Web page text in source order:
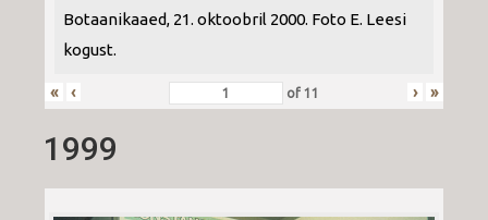
Botaanikaaed, 21. oktoobril 2000. Foto E. Leesi
kogust.
« ‹ of11 › »
1999